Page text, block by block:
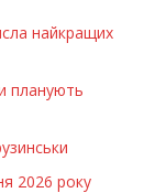
найкращих
планують
2026 року